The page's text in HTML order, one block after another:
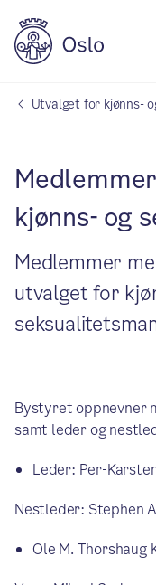
Utvalget for kjønns-
kjønns- og
Medlemmer
utvalget for
Bystyret oppnevner
samt leder og
Leder: Per-
Nestleder: Stephen
Ole M. Thorshaug